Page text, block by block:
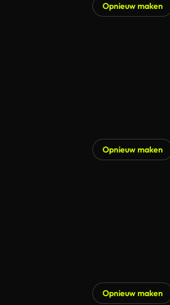
Opnieuw maken
Opnieuw maken
Opnieuw maken